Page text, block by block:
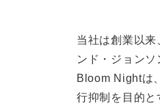
当社は創業以
ンド・ジョン
Bloom Nightは
行抑制を目的と